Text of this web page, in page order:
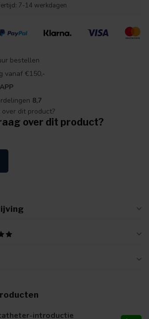
7-14 werkdagen
bestellen
vanaf €150,-
8,7
over dit product?
introductie